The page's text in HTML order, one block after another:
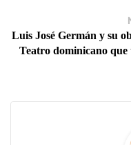
Luis José Germán y su
Teatro dominicano que